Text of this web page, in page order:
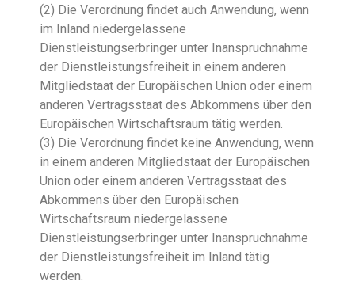
(2) Die Verordnung findet auch Anwendung, wenn
im Inland niedergelassene
Dienstleistungserbringer unter Inanspruchnahme
der Dienstleistungsfreiheit in einem anderen
Mitgliedstaat der Europäischen Union oder einem
anderen Vertragsstaat des Abkommens über den
Europäischen Wirtschaftsraum tätig werden.
(3) Die Verordnung findet keine Anwendung, wenn
in einem anderen Mitgliedstaat der Europäischen
Union oder einem anderen Vertragsstaat des
Abkommens über den Europäischen
Wirtschaftsraum niedergelassene
Dienstleistungserbringer unter Inanspruchnahme
der Dienstleistungsfreiheit im Inland tätig
werden.